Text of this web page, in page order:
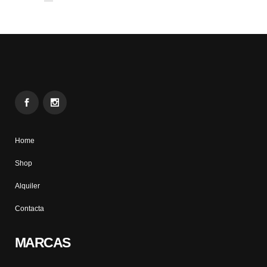
Home
Shop
Alquiler
Contacta
MARCAS